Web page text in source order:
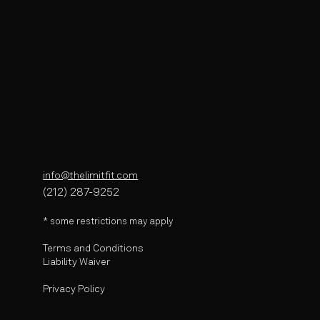
info@thelimitfit.com
(212) 287-9252
* some restrictions may apply
Terms and Conditions
Liability Waiver
Privacy Policy